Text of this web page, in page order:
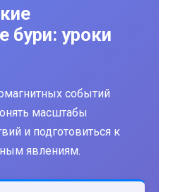
бури: уроки
событий
масштабы
и подготовиться к
явлениям.